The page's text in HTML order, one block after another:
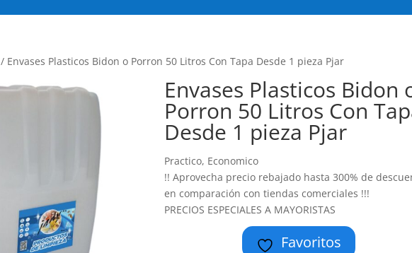
/ Envases Plasticos Bidon o Porron 50 Litros Con Tapa Desde 1 pieza Pjar
Envases Plasticos Bidon
Porron 50 Litros Con
Desde 1 pieza Pjar
Practico, Economico
!! Aprovecha precio rebajado hasta 300% de
en comparación con tiendas comerciales !!!
PRECIOS ESPECIALES A MAYORISTAS
Favoritos